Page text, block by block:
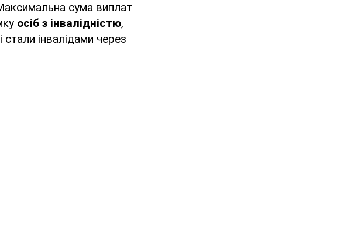
сума виплат
осіб з інвалідністю,
стали інвалідами через